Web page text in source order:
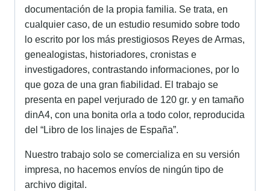
documentación de la propia familia. Se trata, en
cualquier caso, de un estudio resumido sobre todo
lo escrito por los más prestigiosos Reyes de Armas,
genealogistas, historiadores, cronistas e
investigadores, contrastando informaciones, por lo
que goza de una gran fiabilidad. El trabajo se
presenta en papel verjurado de 120 gr. y en tamaño
dinA4, con una bonita orla a todo color, reproducida
del “Libro de los linajes de España”.
Nuestro trabajo solo se comercializa en su versión
impresa, no hacemos envíos de ningún tipo de
archivo digital.